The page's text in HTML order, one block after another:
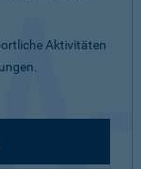
Aktivitäten